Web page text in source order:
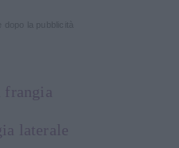
frangia
laterale